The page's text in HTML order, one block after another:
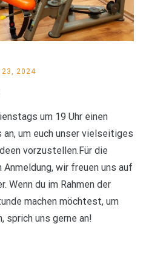
23, 2024
um 19 Uhr einen
an, um euch unser vielseitiges
vorzustellen.Für die
wir freuen uns auf
Wenn du im Rahmen der
machen möchtest, um
sprich uns gerne an!